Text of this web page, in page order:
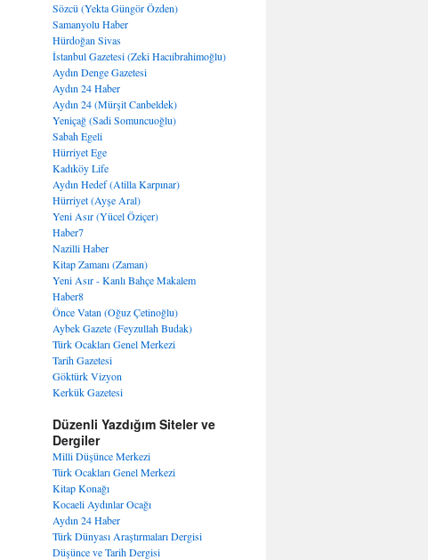
Sözcü (Yekta Güngör Özden)
Samanyolu Haber
Hürdoğan Sivas
İstanbul Gazetesi (Zeki Hacıibrahimoğlu)
Aydın Denge Gazetesi
Aydın 24 Haber
Aydın 24 (Mürşit Canbeldek)
Yeniçağ (Sadi Somuncuoğlu)
Sabah Egeli
Hürriyet Ege
Kadıköy Life
Aydın Hedef (Atilla Karpınar)
Hürriyet (Ayşe Aral)
Yeni Asır (Yücel Öziçer)
Haber7
Nazilli Haber
Kitap Zamanı (Zaman)
Yeni Asır - Kanlı Bahçe Makalem
Haber8
Önce Vatan (Oğuz Çetinoğlu)
Aybek Gazete (Feyzullah Budak)
Türk Ocakları Genel Merkezi
Tarih Gazetesi
Göktürk Vizyon
Kerkük Gazetesi
Düzenli Yazdığım Siteler ve
Dergiler
Milli Düşünce Merkezi
Türk Ocakları Genel Merkezi
Kitap Konağı
Kocaeli Aydınlar Ocağı
Aydın 24 Haber
Türk Dünyası Araştırmaları Dergisi
Düşünce ve Tarih Dergisi